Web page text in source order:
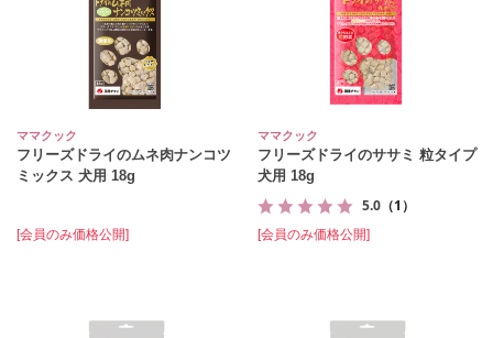
ママクック
フリーズドライのムネ肉ナンコツ
ミックス 犬用 18g
[会員のみ価格公開]
ママクック
フリーズドライのササミ 粒タイプ
犬用 18g
5.0 （1）
[会員のみ価格公開]